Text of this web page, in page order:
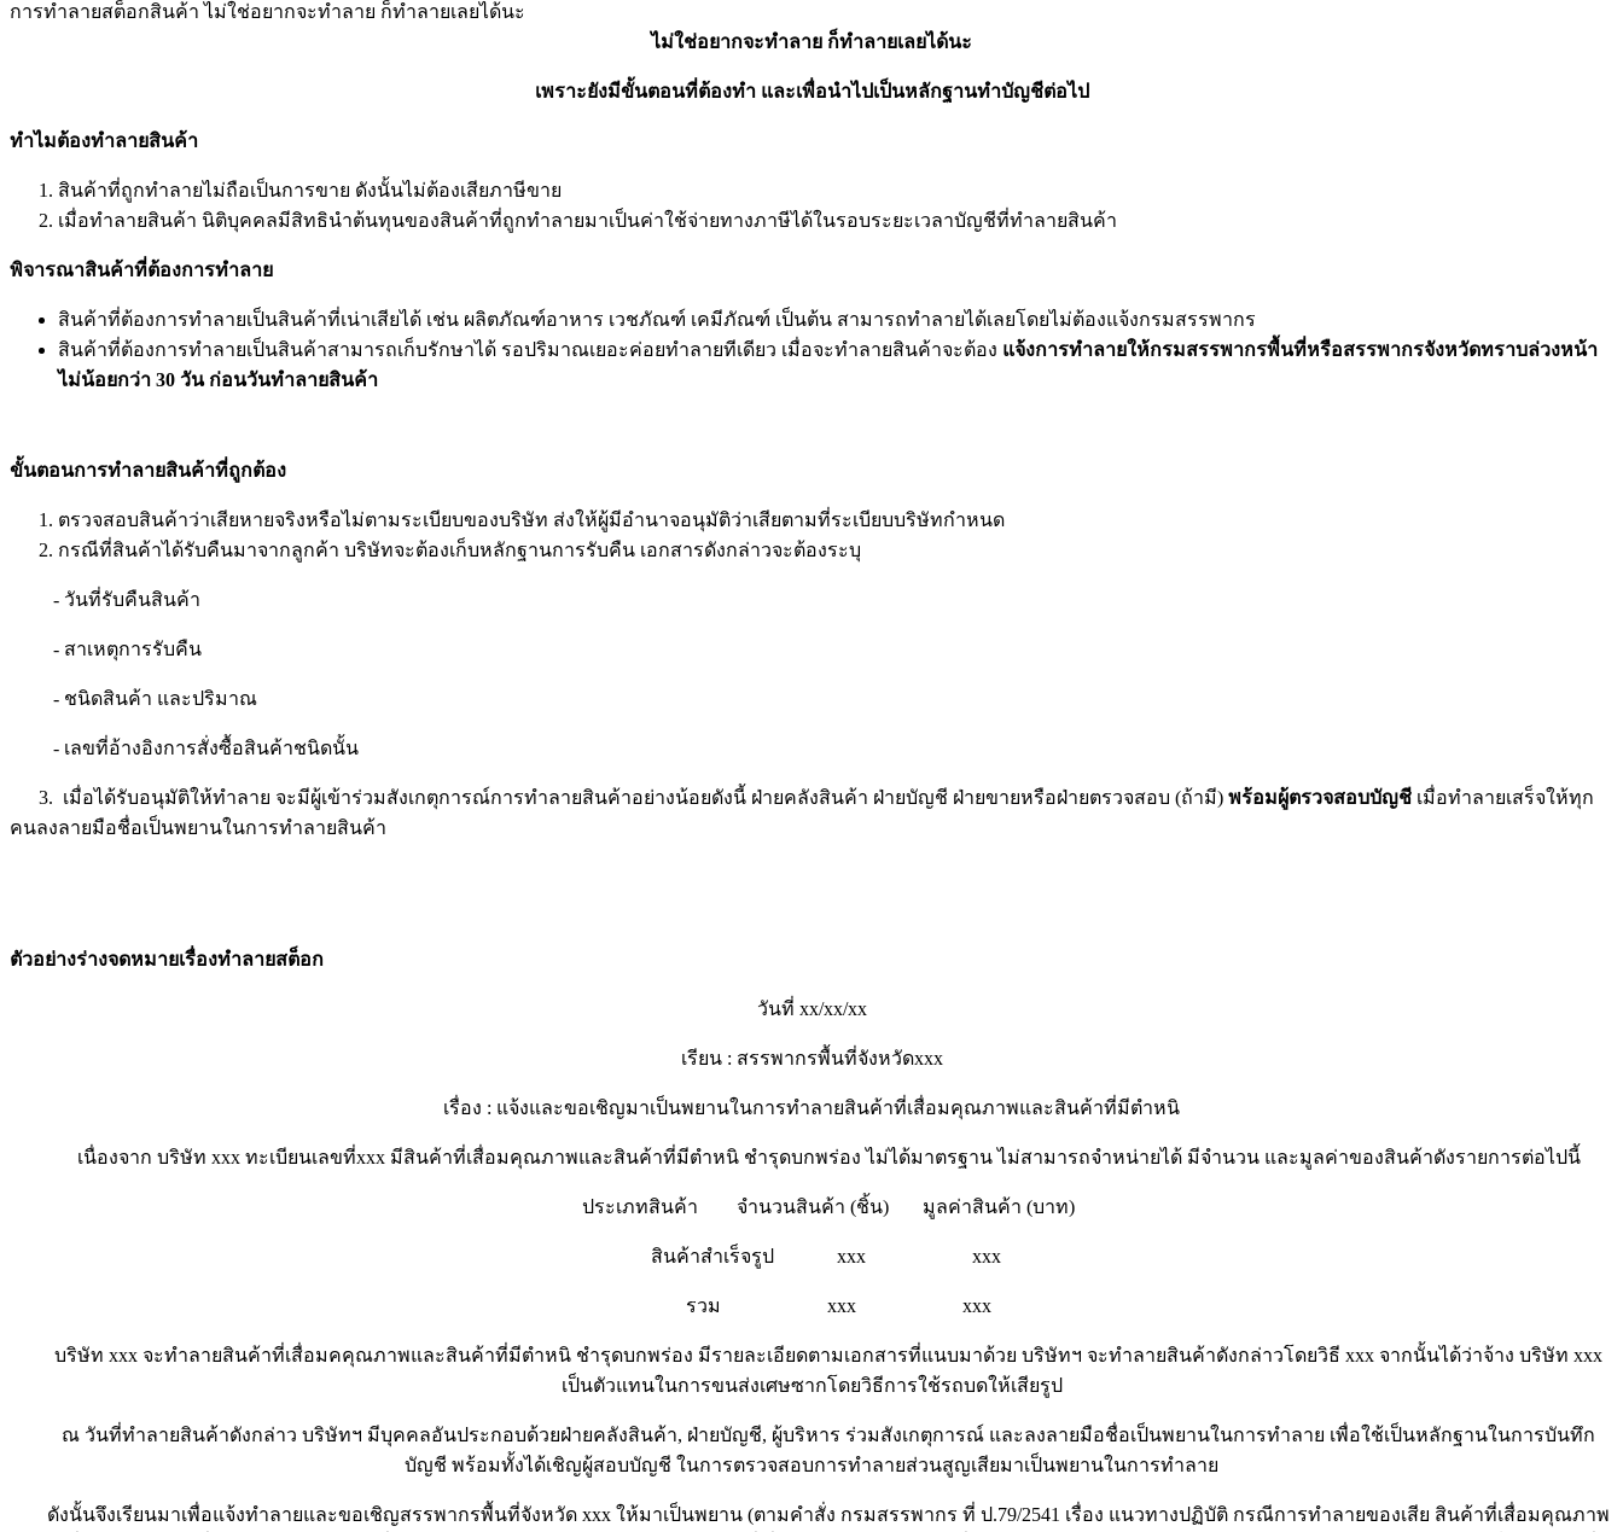
การทำลายสต็อกสินค้า ไม่ใช่อยากจะทำลาย ก็ทำลายเลยได้นะ
ไม่ใช่อยากจะทำลาย ก็ทำลายเลยได้นะ
เพราะยังมีขั้นตอนที่ต้องทำ และเพื่อนำไปเป็นหลักฐานทำบัญชีต่อไป
ทำไมต้องทำลายสินค้า
สินค้าที่ถูกทำลายไม่ถือเป็นการขาย ดังนั้นไม่ต้องเสียภาษีขาย
เมื่อทำลายสินค้า นิติบุคคลมีสิทธินำต้นทุนของสินค้าที่ถูกทำลายมาเป็นค่าใช้จ่ายทางภาษีได้ในรอบระยะเวลาบัญชีที่ทำลายสินค้า
พิจารณาสินค้าที่ต้องการทำลาย
สินค้าที่ต้องการทำลายเป็นสินค้าที่เน่าเสียได้ เช่น ผลิตภัณฑ์อาหาร เวชภัณฑ์ เคมีภัณฑ์ เป็นต้น สามารถทำลายได้เลยโดยไม่ต้องแจ้งกรมสรรพากร
สินค้าที่ต้องการทำลายเป็นสินค้าสามารถเก็บรักษาได้ รอปริมาณเยอะค่อยทำลายทีเดียว เมื่อจะทำลายสินค้าจะต้อง แจ้งการทำลายให้กรมสรรพากรพื้นที่หรือสรรพากรจังหวัดทราบล่วงหน้า
ไม่น้อยกว่า 30 วัน ก่อนวันทำลายสินค้า
ขั้นตอนการทำลายสินค้าที่ถูกต้อง
ตรวจสอบสินค้าว่าเสียหายจริงหรือไม่ตามระเบียบของบริษัท ส่งให้ผู้มีอำนาจอนุมัติว่าเสียตามที่ระเบียบบริษัทกำหนด
กรณีที่สินค้าได้รับคืนมาจากลูกค้า บริษัทจะต้องเก็บหลักฐานการรับคืน เอกสารดังกล่าวจะต้องระบุ
- วันที่รับคืนสินค้า
- สาเหตุการรับคืน
- ชนิดสินค้า และปริมาณ
- เลขที่อ้างอิงการสั่งซื้อสินค้าชนิดนั้น
3. เมื่อได้รับอนุมัติให้ทำลาย จะมีผู้เข้าร่วมสังเกตุการณ์การทำลายสินค้าอย่างน้อยดังนี้ ฝ่ายคลังสินค้า ฝ่ายบัญชี ฝ่ายขายหรือฝ่ายตรวจสอบ (ถ้ามี) พร้อมผู้ตรวจสอบบัญชี เมื่อทำลายเสร็จให้ทุก
คนลงลายมือชื่อเป็นพยานในการทำลายสินค้า
ตัวอย่างร่างจดหมายเรื่องทำลายสต็อก
วันที่ xx/xx/xx
เรียน : สรรพากรพื้นที่จังหวัดxxx
เรื่อง : แจ้งและขอเชิญมาเป็นพยานในการทำลายสินค้าที่เสื่อมคุณภาพและสินค้าที่มีตำหนิ
เนื่องจาก บริษัท xxx ทะเบียนเลขที่xxx มีสินค้าที่เสื่อมคุณภาพและสินค้าที่มีตำหนิ ชำรุดบกพร่อง ไม่ได้มาตรฐาน ไม่สามารถจำหน่ายได้ มีจำนวน และมูลค่าของสินค้าดังรายการต่อไปนี้
ประเภทสินค้า จำนวนสินค้า (ชิ้น) มูลค่าสินค้า (บาท)
สินค้าสำเร็จรูป xxx xxx
รวม xxx xxx
บริษัท xxx จะทำลายสินค้าที่เสื่อมคคุณภาพและสินค้าที่มีตำหนิ ชำรุดบกพร่อง มีรายละเอียดตามเอกสารที่แนบมาด้วย บริษัทฯ จะทำลายสินค้าดังกล่าวโดยวิธี xxx จากนั้นได้ว่าจ้าง บริษัท xxx
เป็นตัวแทนในการขนส่งเศษซากโดยวิธีการใช้รถบดให้เสียรูป
ณ วันที่ทำลายสินค้าดังกล่าว บริษัทฯ มีบุคคลอันประกอบด้วยฝ่ายคลังสินค้า, ฝ่ายบัญชี, ผู้บริหาร ร่วมสังเกตุการณ์ และลงลายมือชื่อเป็นพยานในการทำลาย เพื่อใช้เป็นหลักฐานในการบันทึก
บัญชี พร้อมทั้งได้เชิญผู้สอบบัญชี ในการตรวจสอบการทำลายส่วนสูญเสียมาเป็นพยานในการทำลาย
ดังนั้นจึงเรียนมาเพื่อแจ้งทำลายและขอเชิญสรรพากรพื้นที่จังหวัด xxx ให้มาเป็นพยาน (ตามคำสั่ง กรมสรรพากร ที่ ป.79/2541 เรื่อง แนวทางปฏิบัติ กรณีการทำลายของเสีย สินค้าที่เสื่อมคุณภาพ